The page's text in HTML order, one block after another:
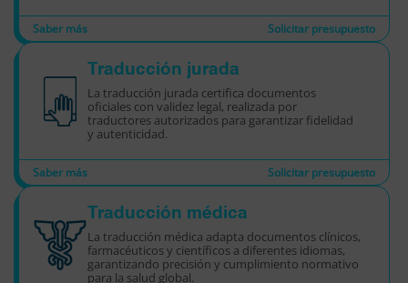
Saber más Solicitar presupuesto
Traducción jurada
La traducción jurada certifica documentos
oficiales con validez legal, realizada por
traductores autorizados para garantizar fidelidad
y autenticidad.
Saber más Solicitar presupuesto
Traducción médica
La traducción médica adapta documentos clínicos,
farmacéuticos y científicos a diferentes idiomas,
garantizando precisión y cumplimiento normativo
para la salud global.